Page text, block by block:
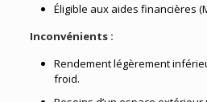
Éligible aux aides financières
Inconvénients :
Rendement légèrement
froid.